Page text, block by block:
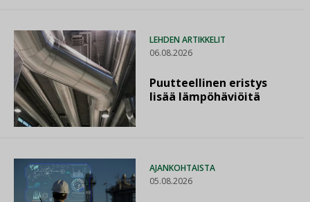
LEHDEN ARTIKKELIT
06.08.2026
Puutteellinen eristys
lisää lämpöhäviöitä
AJANKOHTAISTA
05.08.2026